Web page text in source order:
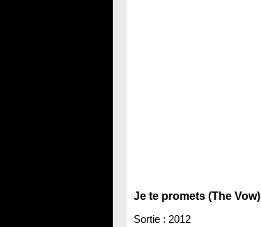
Je te promets (The Vow)
Sortie : 2012